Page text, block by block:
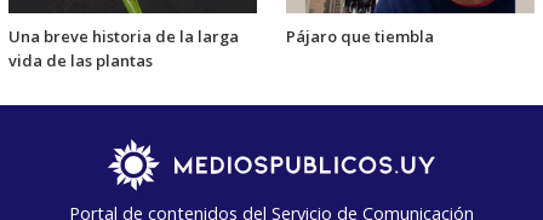
Una breve historia de la larga
vida de las plantas
Pájaro que tiembla
Portal de contenidos del Servicio de Comunicación